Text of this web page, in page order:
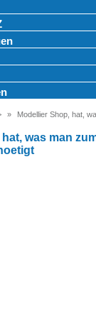
Modellier Shop, hat,
was man